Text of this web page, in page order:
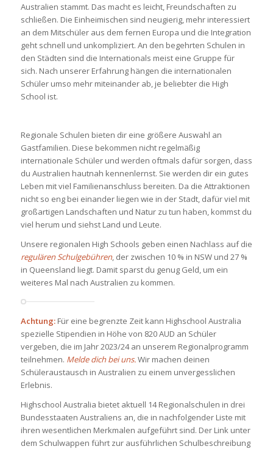
Australien stammt. Das macht es leicht, Freundschaften zu
schließen. Die Einheimischen sind neugierig, mehr interessiert
an dem Mitschüler aus dem fernen Europa und die Integration
geht schnell und unkompliziert. An den begehrten Schulen in
den Städten sind die Internationals meist eine Gruppe für
sich. Nach unserer Erfahrung hängen die internationalen
Schüler umso mehr miteinander ab, je beliebter die High
School ist.
Regionale Schulen bieten dir eine größere Auswahl an
Gastfamilien. Diese bekommen nicht regelmäßig
internationale Schüler und werden oftmals dafür sorgen, dass
du Australien hautnah kennenlernst. Sie werden dir ein gutes
Leben mit viel Familienanschluss bereiten. Da die Attraktionen
nicht so eng bei einander liegen wie in der Stadt, dafür viel mit
großartigen Landschaften und Natur zu tun haben, kommst du
viel herum und siehst Land und Leute.
Unsere regionalen High Schools geben einen Nachlass auf die
regulären Schulgebühren, der zwischen 10 % in NSW und 27 %
in Queensland liegt. Damit sparst du genug Geld, um ein
weiteres Mal nach Australien zu kommen.
Achtung:Für eine begrenzte Zeit kann Highschool Australia
spezielle Stipendien in Höhe von 820 AUD an Schüler
vergeben, die im Jahr 2023/24 an unserem Regionalprogramm
teilnehmen. Melde dich bei uns.Wir machen deinen
Schüleraustausch in Australien zu einem unvergesslichen
Erlebnis.
Highschool Australia bietet aktuell 14 Regionalschulen in drei
Bundesstaaten Australiens an, die in nachfolgender Liste mit
ihren wesentlichen Merkmalen aufgeführt sind. Der Link unter
dem Schulwappen führt zur ausführlichen Schulbeschreibung